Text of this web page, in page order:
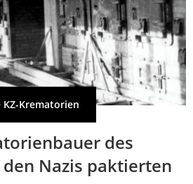
Krematorien
des
Nazis paktierten